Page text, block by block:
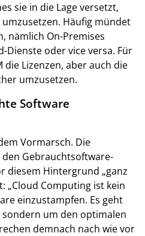
sie in die Lage versetzt,
Häufig mündet
nämlich On-Premises
Dienste oder vice versa. Für
die Lizenzen, aber auch die
umzusetzen.
Software
Vormarsch. Die
Gebrauchtsoftware-
diesem Hintergrund „ganz
„Cloud Computing ist kein
einzustampfen. Es geht
um den optimalen
demnach nach wie vor